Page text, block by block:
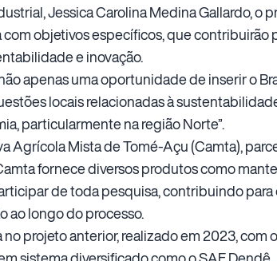
Jessica Carolina Medina Gallardo, o
objetivos específicos, que contribuirão
e inovação.
apenas uma oportunidade de inserir o
locais relacionadas à
particularmente na região Norte”.
Agrícola Mista de Tomé-Açu (Camta),
fornece diversos produtos como
de toda pesquisa, contribuindo
ao longo do processo.
projeto anterior, realizado em 2023, com